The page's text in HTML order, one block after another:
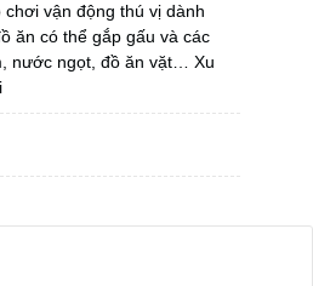
vận động thú vị dành
ăn có thể gắp gấu và các
nước ngọt, đồ ăn vặt… Xu